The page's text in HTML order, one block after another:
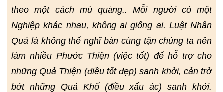
theo một cách mù quáng.. Mỗi người có một
Nghiệp khác nhau, không ai giống ai. Luật Nhân
Quả là không thể nghĩ bàn cùng tận chúng ta nên
làm nhiều Phước Thiện (việc tốt) để hỗ trợ cho
những Quả Thiện (điều tốt đẹp) sanh khởi, cản trở
bớt những Quả Khổ (điều xấu ác) sanh khởi.